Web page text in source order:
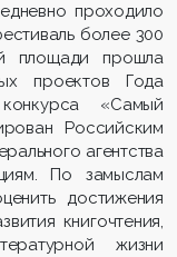
проходило
более 300
площади прошла
проектов Года
«Самый
Российским
агентства
По замыслам
достижения
книгочтения,
жизни